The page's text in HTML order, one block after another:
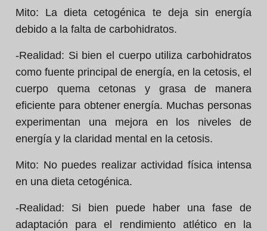
Mito: La dieta cetogénica te deja sin energía
debido a la falta de carbohidratos.
-Realidad: Si bien el cuerpo utiliza carbohidratos
como fuente principal de energía, en la cetosis, el
cuerpo quema cetonas y grasa de manera
eficiente para obtener energía. Muchas personas
experimentan una mejora en los niveles de
energía y la claridad mental en la cetosis.
Mito: No puedes realizar actividad física intensa
en una dieta cetogénica.
-Realidad: Si bien puede haber una fase de
adaptación para el rendimiento atlético en la